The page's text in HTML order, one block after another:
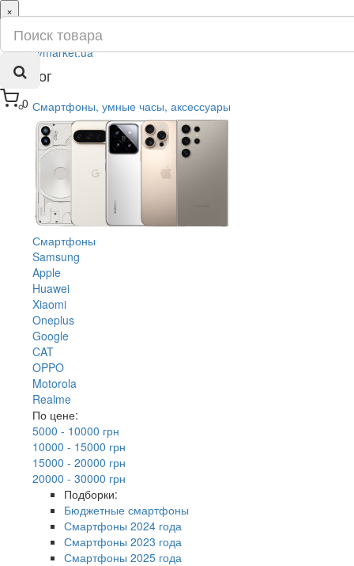
0
×
ru
ua
Каталог
Смартфоны, умные часы, аксессуары
Смартфоны
Samsung
Apple
Huawei
Xiaomi
Oneplus
Google
CAT
OPPO
Motorola
Realme
По цене:
5000 - 10000 грн
10000 - 15000 грн
15000 - 20000 грн
20000 - 30000 грн
Подборки:
Бюджетные смартфоны
Смартфоны 2024 года
Смартфоны 2023 года
Смартфоны 2025 года